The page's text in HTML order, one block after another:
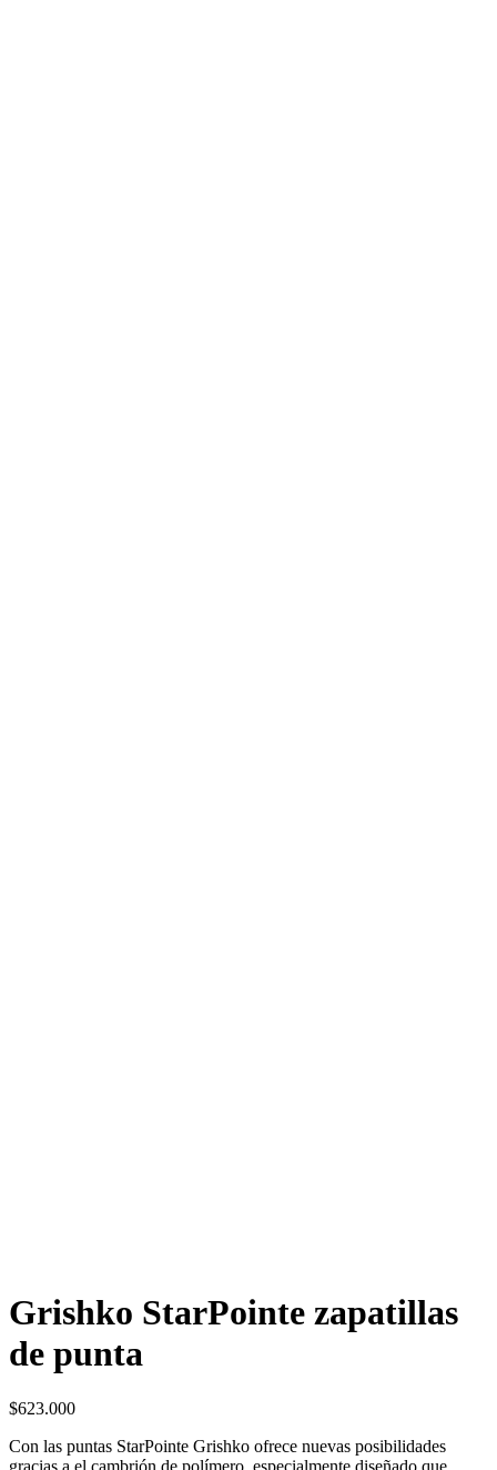
Grishko StarPointe zapatillas
de punta
$623.000
Con las puntas StarPointe Grishko ofrece nuevas posibilidades
gracias a el cambrión de polímero, especialmente diseñado que